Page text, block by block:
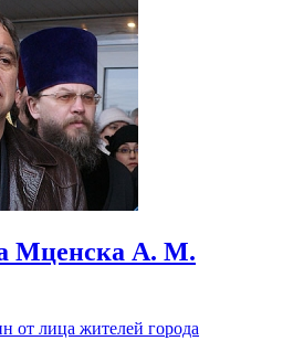
Мценска А. М.
лица жителей города